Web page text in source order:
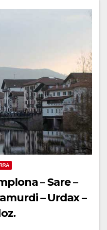
– Sare –
– Urdax –